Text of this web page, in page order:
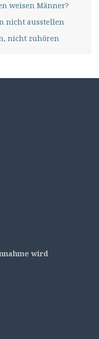
weisen Männer?
nicht ausstellen
nicht zuhören
wird